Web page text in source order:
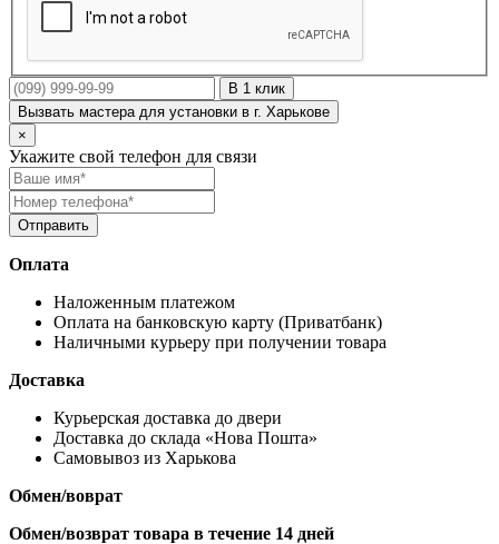
В 1 клик
Вызвать мастера для установки в г. Харькове
×
Укажите свой телефон для связи
Оплата
Наложенным платежом
Оплата на банковскую карту (Приватбанк)
Наличными курьеру при получении товара
Доставка
Курьерская доставка до двери
Доставка до склада «Нова Пошта»
Самовывоз из Харькова
Обмен/воврат
Обмен/возврат товара в течение 14 дней